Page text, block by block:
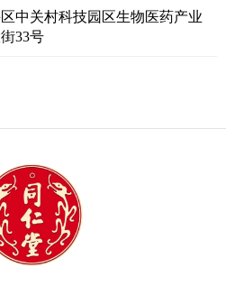
中关村科技园区生物医药产业
33号